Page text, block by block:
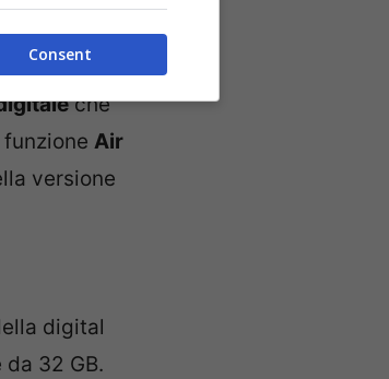
si
che
Air
versione
digital
32 GB.
Consent